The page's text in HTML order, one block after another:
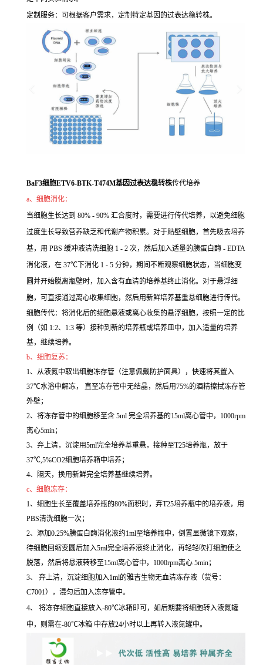
定制服务：可根据客户需求，定制特定基因的过表达稳转株。
BaF3细胞ETV6-BTK-T474M基因过表达稳转株传代培养
a、细胞消化：
当细胞生长达到 80% - 90% 汇合度时，需要进行传代培养，以避免细胞
过度生长导致营养缺乏和代谢产物积累。对于贴壁细胞，首先吸去培养
基，用 PBS 缓冲液清洗细胞 1 - 2 次，然后加入适量的胰蛋白酶 - EDTA
消化液，在 37℃下消化 1 - 5 分钟，期间不断观察细胞状态，当细胞变
圆并开始脱离瓶壁时，加入含有血清的培养基终止消化。对于悬浮细
胞，可直接通过离心收集细胞，然后用新鲜培养基重悬细胞进行传代。
细胞传代：将消化后的细胞悬液或离心收集的悬浮细胞，按照一定的比
例（如 1:2、1:3 等）接种到新的培养瓶或培养皿中，加入适量的培养
基，继续培养。
b、细胞复苏：
1、从液氮中取出细胞冻存管（注意佩戴防护面具），快速将其置入
37℃水浴中解冻， 直至冻存管中无结晶，然后用75%的酒精擦拭冻存管
外壁；
2、将冻存管中的细胞移至含 5ml 完全培养基的15ml离心管中，1000rpm
离心5min；
3、弃上清，沉淀用5ml完全培养基重悬，接种至T25培养瓶，放于
37℃,5%CO2细胞培养箱中培养；
4、隔天，换用新鲜完全培养基继续培养。
c、细胞冻存：
1、细胞生长至覆盖培养瓶的80%面积时，弃T25培养瓶中的培养液，用
PBS清洗细胞一次；
2、添加0.25%胰蛋白酶消化液约1ml至培养瓶中，倒置显微镜下观察，
待细胞回缩变圆后加入5ml完全培养液终止消化，再轻轻吹打细胞使之
脱落，然后将悬液转移至15ml离心管中，1000rpm离心 5min；
3、 弃上清，沉淀细胞加入1ml的雅吉生物无血清冻存液（货号：
C7001），混匀后加入冻存管中。
4、 将冻存细胞直接放入-80℃冰箱即可，如后期要将细胞转入液氮罐
中，则需在-80℃冰箱 中存放24小时以上再转入液氮罐中。